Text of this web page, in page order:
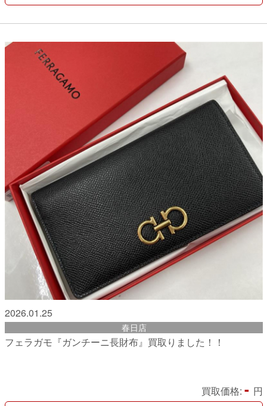
2026.01.25
春日店
フェラガモ『ガンチーニ長財布』買取りました！！
買取価格: - 円